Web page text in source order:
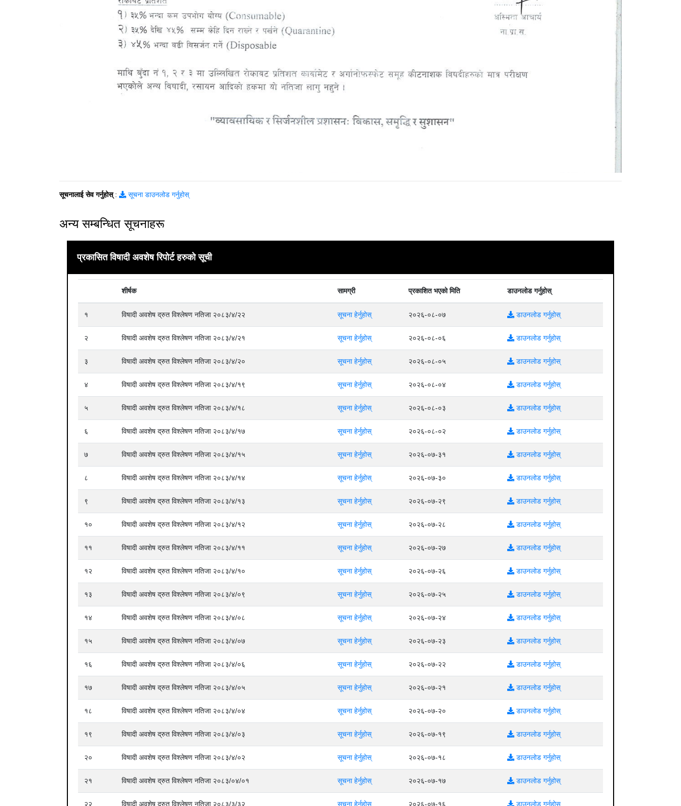
सूचनालाई सेव गर्नुहोस्: सूचना डाउनलोड गर्नुहोस्
अन्य सम्बन्धित सूचनाहरू
प्रकासित विषादी अवशेष रिपोर्ट हरुको सूची
शीर्षक सामग्री प्रकाशित भएको मिति डाउनलोड गर्नुहोस्
१ विषादी अवशेष द्रुत विश्लेषण नतिजा २०८३/४/२२ सूचना हेर्नुहोस् २०२६-०८-०७ डाउनलोड गर्नुहोस्
२ विषादी अवशेष द्रुत विश्लेषण नतिजा २०८३/४/२१ सूचना हेर्नुहोस् २०२६-०८-०६ डाउनलोड गर्नुहोस्
३ विषादी अवशेष द्रुत विश्लेषण नतिजा २०८३/४/२० सूचना हेर्नुहोस् २०२६-०८-०५ डाउनलोड गर्नुहोस्
४ विषादी अवशेष द्रुत विश्लेषण नतिजा २०८३/४/१९ सूचना हेर्नुहोस् २०२६-०८-०४ डाउनलोड गर्नुहोस्
५ विषादी अवशेष द्रुत विश्लेषण नतिजा २०८३/४/१८ सूचना हेर्नुहोस् २०२६-०८-०३ डाउनलोड गर्नुहोस्
६ विषादी अवशेष द्रुत विश्लेषण नतिजा २०८३/४/१७ सूचना हेर्नुहोस् २०२६-०८-०२ डाउनलोड गर्नुहोस्
७ विषादी अवशेष द्रुत विश्लेषण नतिजा २०८३/४/१५ सूचना हेर्नुहोस् २०२६-०७-३१ डाउनलोड गर्नुहोस्
८ विषादी अवशेष द्रुत विश्लेषण नतिजा २०८३/४/१४ सूचना हेर्नुहोस् २०२६-०७-३० डाउनलोड गर्नुहोस्
९ विषादी अवशेष द्रुत विश्लेषण नतिजा २०८३/४/१३ सूचना हेर्नुहोस् २०२६-०७-२९ डाउनलोड गर्नुहोस्
१० विषादी अवशेष द्रुत विश्लेषण नतिजा २०८३/४/१२ सूचना हेर्नुहोस् २०२६-०७-२८ डाउनलोड गर्नुहोस्
११ विषादी अवशेष द्रुत विश्लेषण नतिजा २०८३/४/११ सूचना हेर्नुहोस् २०२६-०७-२७ डाउनलोड गर्नुहोस्
१२ विषादी अवशेष द्रुत विश्लेषण नतिजा २०८३/४/१० सूचना हेर्नुहोस् २०२६-०७-२६ डाउनलोड गर्नुहोस्
१३ विषादी अवशेष द्रुत विश्लेषण नतिजा २०८३/४/०९ सूचना हेर्नुहोस् २०२६-०७-२५ डाउनलोड गर्नुहोस्
१४ विषादी अवशेष द्रुत विश्लेषण नतिजा २०८३/४/०८ सूचना हेर्नुहोस् २०२६-०७-२४ डाउनलोड गर्नुहोस्
१५ विषादी अवशेष द्रुत विश्लेषण नतिजा २०८३/४/०७ सूचना हेर्नुहोस् २०२६-०७-२३ डाउनलोड गर्नुहोस्
१६ विषादी अवशेष द्रुत विश्लेषण नतिजा २०८३/४/०६ सूचना हेर्नुहोस् २०२६-०७-२२ डाउनलोड गर्नुहोस्
१७ विषादी अवशेष द्रुत विश्लेषण नतिजा २०८३/४/०५ सूचना हेर्नुहोस् २०२६-०७-२१ डाउनलोड गर्नुहोस्
१८ विषादी अवशेष द्रुत विश्लेषण नतिजा २०८३/४/०४ सूचना हेर्नुहोस् २०२६-०७-२० डाउनलोड गर्नुहोस्
१९ विषादी अवशेष द्रुत विश्लेषण नतिजा २०८३/४/०३ सूचना हेर्नुहोस् २०२६-०७-१९ डाउनलोड गर्नुहोस्
२० विषादी अवशेष द्रुत विश्लेषण नतिजा २०८३/४/०२ सूचना हेर्नुहोस् २०२६-०७-१८ डाउनलोड गर्नुहोस्
२१ विषादी अवशेष द्रुत विश्लेषण नतिजा २०८३/०४/०१ सूचना हेर्नुहोस् २०२६-०७-१७ डाउनलोड गर्नुहोस्
२२ विषादी अवशेष द्रुत विश्लेषण नतिजा २०८३/३/३२ सूचना हेर्नुहोस् २०२६-०७-१६ डाउनलोड गर्नुहोस्